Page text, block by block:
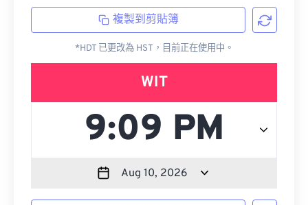
複製到剪貼簿
*HDT 已更改為 HST，目前正在使用中。
WIT